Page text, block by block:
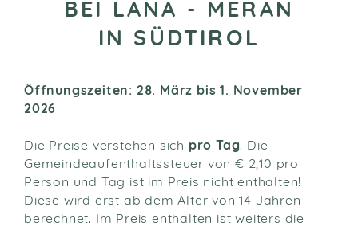
BEI LANA - MERAN
IN SÜDTIROL
Öffnungszeiten: 28. März bis 1. November
2026
Die Preise verstehen sich pro Tag. Die
Gemeindeaufenthaltssteuer von € 2,10 pro
Person und Tag ist im Preis nicht enthalten!
Diese wird erst ab dem Alter von 14 Jahren
berechnet. Im Preis enthalten ist weiters die